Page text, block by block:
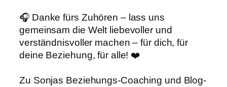
🎧 Danke fürs Zuhören – lass uns
gemeinsam die Welt liebevoller und
verständnisvoller machen – für dich, für
deine Beziehung, für alle! ❤️
Zu Sonjas Beziehungs-Coaching und Blog-